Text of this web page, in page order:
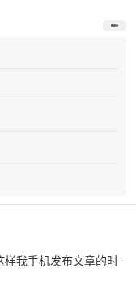
沙发上玩手机快睡
这个域名删除了，然后
要的拿到手了，花费也
样我手机发布文章的时